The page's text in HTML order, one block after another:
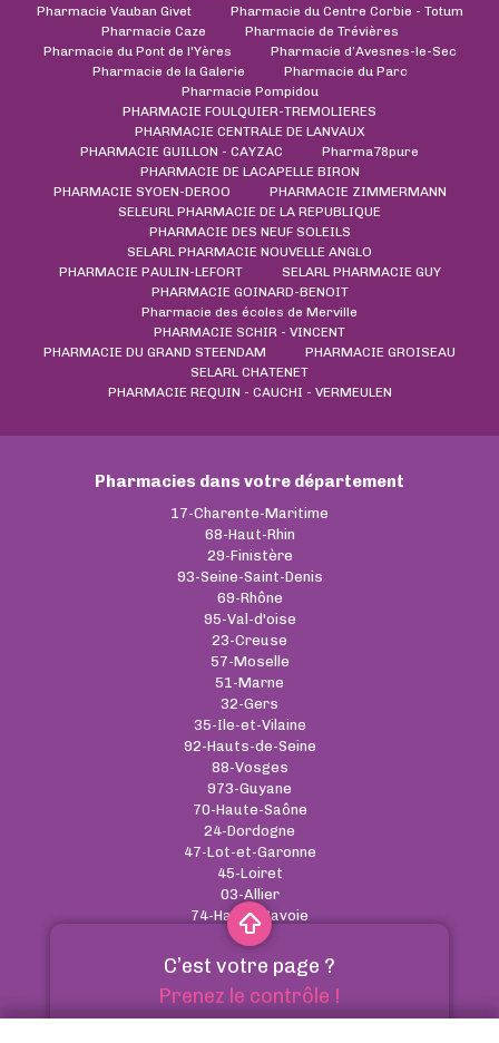
C’est votre page ?
Prenez le contrôle !
Pharmacie Vauban Givet
Pharmacie du Centre Corbie - Totum
Pharmacie Caze
Pharmacie de Trévières
Pharmacie du Pont de l'Yères
Pharmacie d’Avesnes-le-Sec
Pharmacie de la Galerie
Pharmacie du Parc
Pharmacie Pompidou
PHARMACIE FOULQUIER-TREMOLIERES
PHARMACIE CENTRALE DE LANVAUX
PHARMACIE GUILLON - CAYZAC
Pharma78pure
PHARMACIE DE LACAPELLE BIRON
PHARMACIE SYOEN-DEROO
PHARMACIE ZIMMERMANN
SELEURL PHARMACIE DE LA REPUBLIQUE
PHARMACIE DES NEUF SOLEILS
SELARL PHARMACIE NOUVELLE ANGLO
PHARMACIE PAULIN-LEFORT
SELARL PHARMACIE GUY
PHARMACIE GOINARD-BENOIT
Pharmacie des écoles de Merville
PHARMACIE SCHIR - VINCENT
PHARMACIE DU GRAND STEENDAM
PHARMACIE GROISEAU
SELARL CHATENET
PHARMACIE REQUIN - CAUCHI - VERMEULEN
Pharmacies dans votre département
17-Charente-Maritime
68-Haut-Rhin
29-Finistère
93-Seine-Saint-Denis
69-Rhône
95-Val-d'oise
23-Creuse
57-Moselle
51-Marne
32-Gers
35-Ile-et-Vilaine
92-Hauts-de-Seine
88-Vosges
973-Guyane
70-Haute-Saône
24-Dordogne
47-Lot-et-Garonne
45-Loiret
03-Allier
74-Haute-Savoie
RGPD -Contact
Annuaire des pharmacies - Tous droits réservés